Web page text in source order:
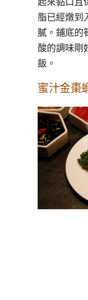
起來黏口且
脂已經燉到
膩。鋪底的
酸的調味剛
飯。
蜜汁金棗